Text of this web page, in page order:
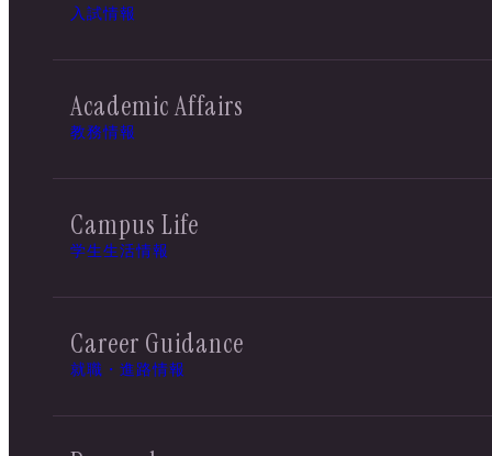
入試情報
Academic Affairs
教務情報
Campus Life
学生生活情報
Career Guidance
就職・進路情報